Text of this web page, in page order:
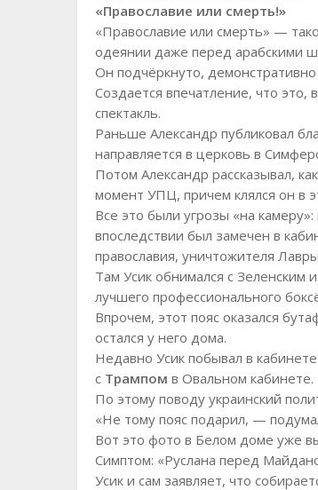
«Православие или смерть!»
«Православие или смерть» —
одеянии даже перед арабскими
Он подчёркнуто,
Создается впечатление, что это,
спектакль.
Раньше Александр публиковал
направляется в церковь в
Потом Александр рассказывал,
момент УПЦ, причем клялся он в
Все это были угрозы «на
впоследствии был замечен в
православия, уничтожителя
Там Усик обнимался с
лучшего профессионального
Впрочем, этот пояс оказался
остался у него дома.
Недавно Усик побывал в
с Трампом в Овальном кабинете.
По этому поводу украинский
«Не тому пояс подарил, —
Вот это фото в Белом доме уже
Симптом: «Руслана перед
Усик и сам заявляет, что